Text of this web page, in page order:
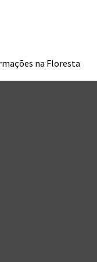
na Floresta